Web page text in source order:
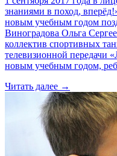
знаниями в поход,
новым учебным годом
Виноградова Ольга
коллектив спортивных
телевизионной передачи
новым учебным годом,
Читать далее →